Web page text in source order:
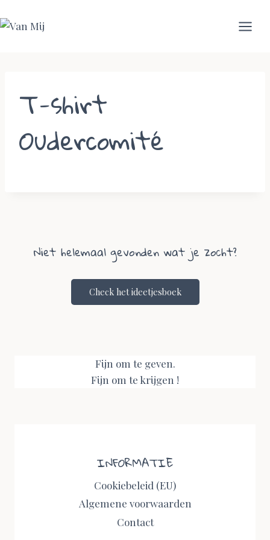
to
T-shirt
Oudercomité
Niet helemaal gevonden wat je zocht?
Check het ideetjesboek
Fijn om te geven.
Fijn om te krijgen !
INFORMATIE
Cookiebeleid (EU)
Algemene voorwaarden
Contact